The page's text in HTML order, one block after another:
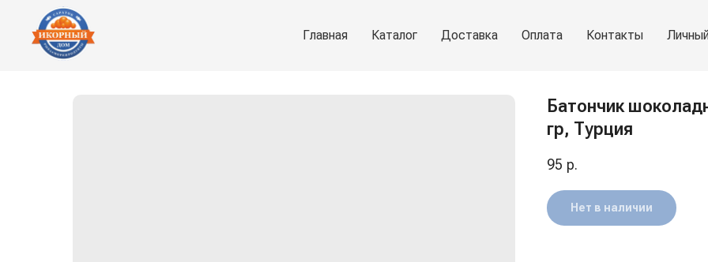
Главная Каталог Доставка Оплата Контакты
Батончик
гр, Турция
95 р.
Нет в наличии